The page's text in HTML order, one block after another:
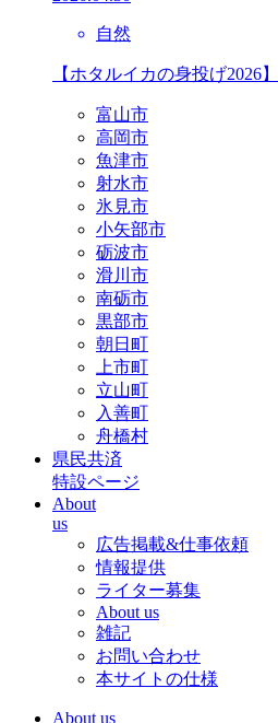
自然
【ホタルイカの身投げ2026
富山市
高岡市
魚津市
射水市
氷見市
小矢部市
砺波市
滑川市
南砺市
黒部市
朝日町
上市町
立山町
入善町
舟橋村
県民共済
特設ページ
About
us
広告掲載&仕事依頼
情報提供
ライター募集
About us
雑記
お問い合わせ
本サイトの仕様
About us